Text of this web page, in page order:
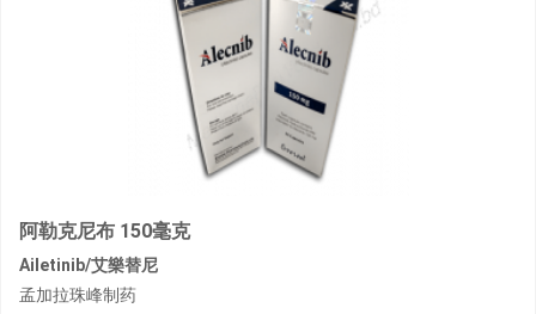
阿勒克尼布 150毫克
Ailetinib/艾樂替尼
孟加拉珠峰制药